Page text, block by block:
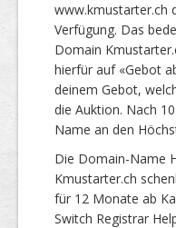
www.kmustarter.ch
Verfügung. Das
Domain
hierfür auf «Gebot
deinem Gebot,
die Auktion. Nach
Name an den
Die Domain-Name
Kmustarter.ch
für 12 Monate ab
Switch Registrar